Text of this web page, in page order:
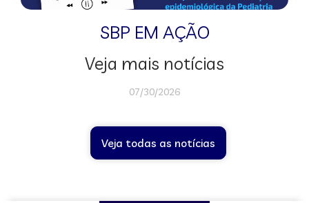
SBP EM AÇÃO
Veja mais notícias
07/30/2026
Veja todas as notícias